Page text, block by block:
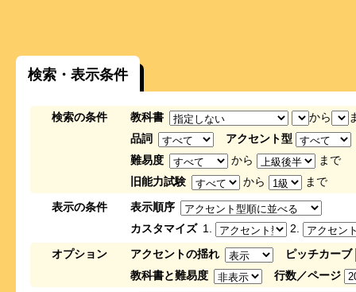
検索・表示条件
検索の条件 教科書 から
品詞
アクセント型
難易度
から
まで
旧能力試験
から
まで
表示の条件
表示順序
カスタマイズ 1.
2.
オプション
アクセントの揺れ
ピッチカーブ
教科書と難易度
行数／ページ